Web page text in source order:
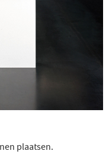
plaatsen.